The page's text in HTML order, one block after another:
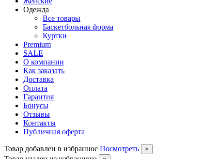
Одежда
Все товары
Баскетбольная форма
Куртки
Premium
SALE
О компании
Как заказать
Доставка
Оплата
Гарантия
Бонусы
Отзывы
Контакты
Публичная оферта
Товар добавлен в избранное Посмотреть ×